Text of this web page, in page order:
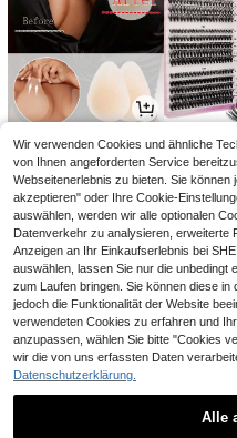
CHF 2,48 CHF2,99
Wir verwenden Cookies und ähnliche
von Ihnen angeforderten Service
Webseitenerlebnis zu bieten. Sie können
akzeptieren" oder Ihre Cookie-
auswählen, werden wir alle optionalen
Datenverkehr zu analysieren, erweiterte
Anzeigen an Ihr Einkaufserlebnis bei
auswählen, lassen Sie nur die unbedingt
zum Laufen bringen. Sie können diese
jedoch die Funktionalität der Website
verwendeten Cookies zu erfahren und
anzupassen, wählen Sie bitte "Cookies
wir die von uns erfassten Daten
Datenschutzerklärung.
Alle